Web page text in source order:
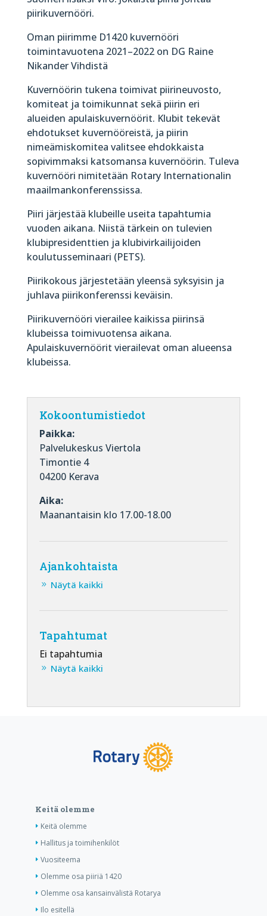
piirikuvernööri.
Oman piirimme D1420 kuvernööri
toimintavuotena 2021–2022 on DG Raine
Nikander Vihdistä
Kuvernöörin tukena toimivat piirineuvosto,
komiteat ja toimikunnat sekä piirin eri
alueiden apulaiskuvernöörit. Klubit tekevät
ehdotukset kuvernööreistä, ja piirin
nimeämiskomitea valitsee ehdokkaista
sopivimmaksi katsomansa kuvernöörin. Tuleva
kuvernööri nimitetään Rotary Internationalin
maailmankonferenssissa.
Piiri järjestää klubeille useita tapahtumia
vuoden aikana. Niistä tärkein on tulevien
klubipresidenttien ja klubivirkailijoiden
koulutusseminaari (PETS).
Piirikokous järjestetään yleensä syksyisin ja
juhlava piirikonferenssi keväisin.
Piirikuvernööri vierailee kaikissa piirinsä
klubeissa toimivuotensa aikana.
Apulaiskuvernöörit vierailevat oman alueensa
klubeissa.
Kokoontumistiedot
Paikka:
Palvelukeskus Viertola
Timontie 4
04200 Kerava
Aika:
Maanantaisin klo 17.00-18.00
Ajankohtaista
Näytä kaikki
Tapahtumat
Ei tapahtumia
Näytä kaikki
Keitä olemme
Keitä olemme
Hallitus ja toimihenkilöt
Vuositeema
Olemme osa piiriä 1420
Olemme osa kansainvälistä Rotarya
Ilo esitellä